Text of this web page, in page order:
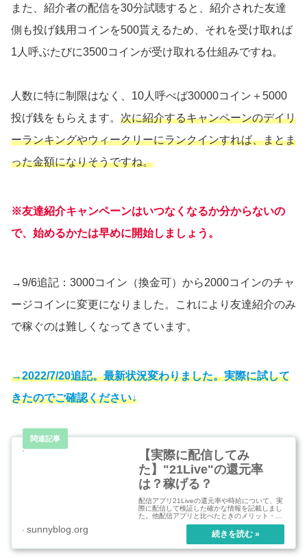
また、紹介者の配信を30分試聴すると、紹介された友達
側も投げ銭用コインを500貰えるため、それを受け取れば
1人呼ぶたびに3500コインが受け取れる仕組みですね。
人数に特に制限はなく、10人呼べば30000コイン＋5000
投げ銭をもらえます。 次に紹介するキャンペーンのデイリ
ーランキングやウィークリーにランクインすれば、まとま
った金額になりそうですね。
※友達紹介キャンペーンはいつなくなるか分からないの
で、始めるかたは早めに開始しましょう。
→9/6追記：3000コイン（換金可）から2000コインのチャ
ージコインに変更になりました。これにより友達紹介のみ
で稼ぐのは難しくなってきています。
→2022/7/20追記。最新状況変わりました。実際に試して
きたのでご確認ください↓
【実際に配信してみ
た】"21Live"の還元率
は？稼げる？
配信アプリ21Liveの還元率や時給について、実
際に配信して検証した確かな情報を記載しまし
た。他配信アプリと比べたときのメリット・デ
メリット等も配信者視点でまとめました。
sunnyblog.org